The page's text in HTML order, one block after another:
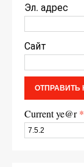
Эл. адрес
Сайт
Current ye@r*